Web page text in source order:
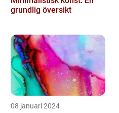
grundlig översikt
08 januari 2024